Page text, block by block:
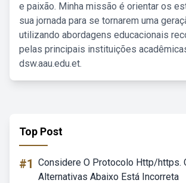
e paixão. Minha missão é orientar os
sua jornada para se tornarem uma
utilizando abordagens educacionais
pelas principais instituições
dsw.aau.edu.et.
Top Post
#1 Considere O Protocolo Http/https.
Alternativas Abaixo Está Incorreta